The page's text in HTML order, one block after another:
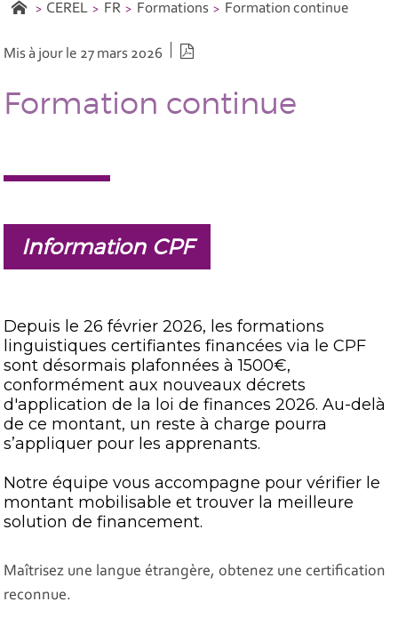
CEREL FR Formations Formation continue
Mis à jour le 27 mars 2026
Formation continue
Information CPF
Depuis le 26 février 2026, les formations
linguistiques certifiantes financées via le CPF
sont désormais plafonnées à 1500€,
conformément aux nouveaux décrets
d'application de la loi de finances 2026. Au-delà
de ce montant, un reste à charge pourra
s’appliquer pour les apprenants.
Notre équipe vous accompagne pour vérifier le
montant mobilisable et trouver la meilleure
solution de financement.
Maîtrisez une langue étrangère, obtenez une certification
reconnue.